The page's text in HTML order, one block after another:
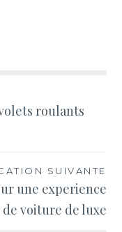
roulants
SUIVANTE
une experience
de voiture de luxe